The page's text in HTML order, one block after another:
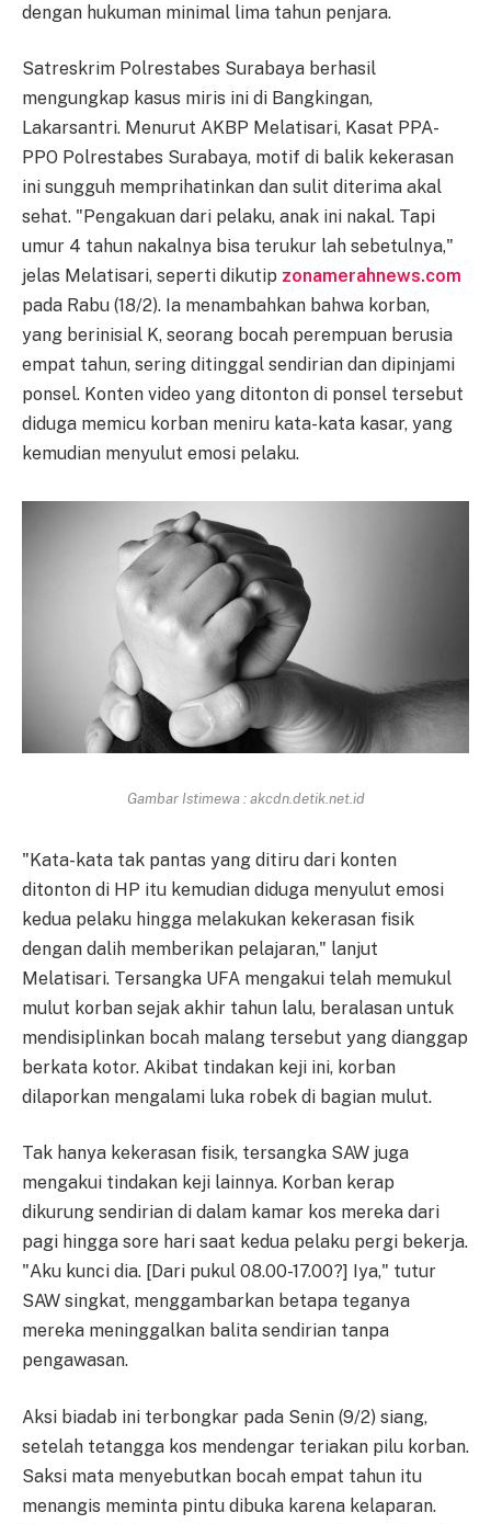
dengan hukuman minimal lima tahun penjara.
Satreskrim Polrestabes Surabaya berhasil
mengungkap kasus miris ini di Bangkingan,
Lakarsantri. Menurut AKBP Melatisari, Kasat PPA-
PPO Polrestabes Surabaya, motif di balik kekerasan
ini sungguh memprihatinkan dan sulit diterima akal
sehat. "Pengakuan dari pelaku, anak ini nakal. Tapi
umur 4 tahun nakalnya bisa terukur lah sebetulnya,"
jelas Melatisari, seperti dikutip zonamerahnews.com
pada Rabu (18/2). Ia menambahkan bahwa korban,
yang berinisial K, seorang bocah perempuan berusia
empat tahun, sering ditinggal sendirian dan dipinjami
ponsel. Konten video yang ditonton di ponsel tersebut
diduga memicu korban meniru kata-kata kasar, yang
kemudian menyulut emosi pelaku.
Gambar Istimewa : akcdn.detik.net.id
"Kata-kata tak pantas yang ditiru dari konten
ditonton di HP itu kemudian diduga menyulut emosi
kedua pelaku hingga melakukan kekerasan fisik
dengan dalih memberikan pelajaran," lanjut
Melatisari. Tersangka UFA mengakui telah memukul
mulut korban sejak akhir tahun lalu, beralasan untuk
mendisiplinkan bocah malang tersebut yang dianggap
berkata kotor. Akibat tindakan keji ini, korban
dilaporkan mengalami luka robek di bagian mulut.
Tak hanya kekerasan fisik, tersangka SAW juga
mengakui tindakan keji lainnya. Korban kerap
dikurung sendirian di dalam kamar kos mereka dari
pagi hingga sore hari saat kedua pelaku pergi bekerja.
"Aku kunci dia. [Dari pukul 08.00-17.00?] Iya," tutur
SAW singkat, menggambarkan betapa teganya
mereka meninggalkan balita sendirian tanpa
pengawasan.
Aksi biadab ini terbongkar pada Senin (9/2) siang,
setelah tetangga kos mendengar teriakan pilu korban.
Saksi mata menyebutkan bocah empat tahun itu
menangis meminta pintu dibuka karena kelaparan.